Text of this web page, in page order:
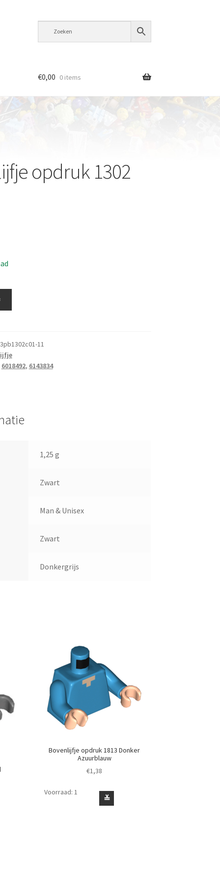
€0,00 0 items
opdruk 1302
11
6018492, 6143834
1,25 g
Zwart
Man & Unisex
Zwart
Donkergrijs
Bovenlijfje opdruk 1813 Donker
Azuurblauw
€1,38
Bovenlijfje
≚
Voorraad: 1